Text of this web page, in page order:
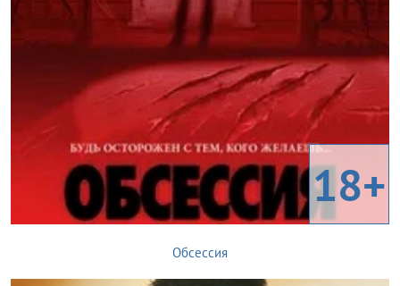
18+
Обсессия